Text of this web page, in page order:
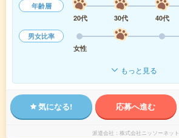
年齢層
20代
30代 40代
男女比率
女性
もっと見る
気になる! 応募へ進む
派遣会社 株式会社ニッソーネット